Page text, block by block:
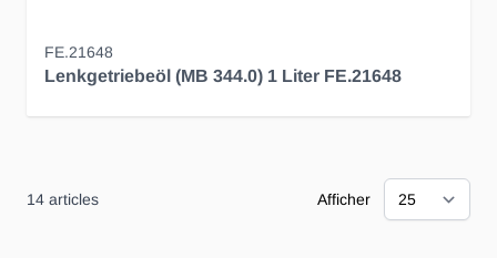
FE.21648
Lenkgetriebeöl (MB 344.0) 1 Liter FE.21648
14 articles Afficher